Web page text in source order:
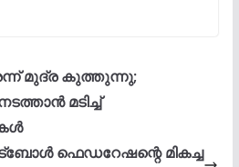
മുദ്ര കുത്തുന്നു;
മടിച്ച്
ഫെഡറേഷന്റെ മികച്ച